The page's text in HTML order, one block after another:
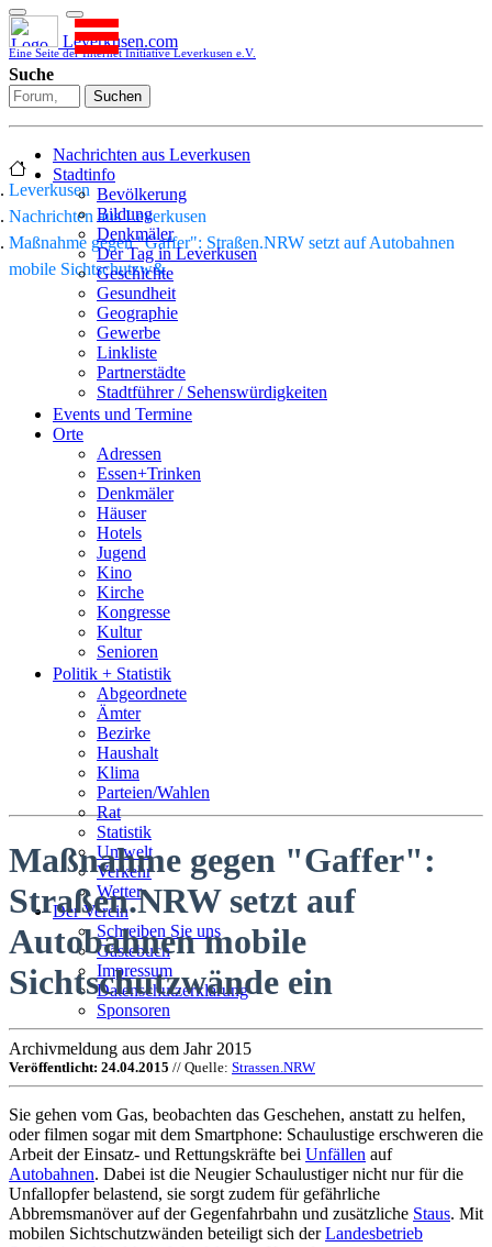
Leverkusen.com
Eine Seite der Internet Initiative Leverkusen e.V.
Suche
Suchen
Nachrichten aus Leverkusen
Stadtinfo
Bevölkerung
Bildung
Denkmäler
Der Tag in Leverkusen
Geschichte
Gesundheit
Geographie
Gewerbe
Linkliste
Partnerstädte
Stadtführer / Sehenswürdigkeiten
Stadtplan
Sport
Who is who
Wohnen
Events und Termine
Orte
Adressen
Essen+Trinken
Denkmäler
Häuser
Hotels
Jugend
Kino
Kirche
Kongresse
Kultur
Senioren
Stadtführer
Straßen
Politik + Statistik
Abgeordnete
Ämter
Bezirke
Haushalt
Klima
Parteien/Wahlen
Rat
Statistik
Umwelt
Verkehr
Wetter
Der Verein
Schreiben Sie uns
Gästebuch
Impressum
Datenschutzerklärung
Sponsoren
Leverkusen
Nachrichten aus Leverkusen
Maßnahme gegen "Gaffer": Straßen.NRW setzt auf Autobahnen
mobile Sichtschutzw&
Maßnahme gegen "Gaffer":
Straßen.NRW setzt auf
Autobahnen mobile
Sichtschutzwände ein
Archivmeldung aus dem Jahr 2015
Veröffentlicht: 24.04.2015 // Quelle: Strassen.NRW
Sie gehen vom Gas, beobachten das Geschehen, anstatt zu helfen,
oder filmen sogar mit dem Smartphone: Schaulustige erschweren die
Arbeit der Einsatz- und Rettungskräfte bei Unfällen auf
Autobahnen. Dabei ist die Neugier Schaulustiger nicht nur für die
Unfallopfer belastend, sie sorgt zudem für gefährliche
Abbremsmanöver auf der Gegenfahrbahn und zusätzliche Staus. Mit
mobilen Sichtschutzwänden beteiligt sich derLandesbetrieb